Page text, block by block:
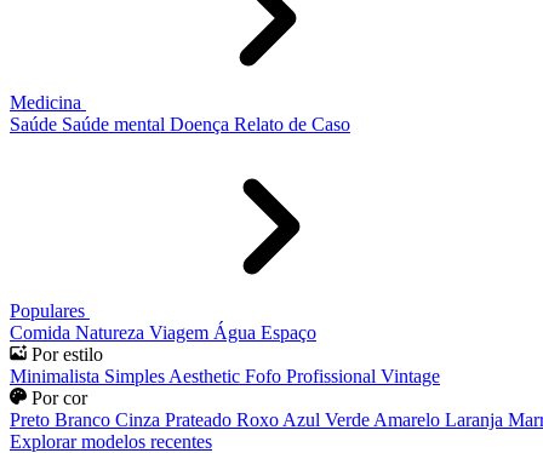
Medicina
Saúde Saúde mental Doença Relato de Caso
Populares
Comida Natureza Viagem Água Espaço
Por estilo
Minimalista Simples Aesthetic Fofo Profissional Vintage
Por cor
Preto Branco Cinza Prateado Roxo Azul Verde Amarelo Laranja
Explorar modelos recentes